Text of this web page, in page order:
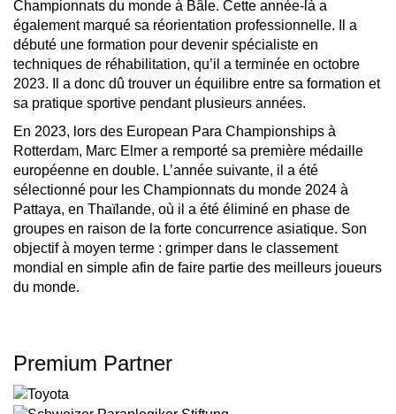
Championnats du monde à Bâle. Cette année-là a
également marqué sa réorientation professionnelle. Il a
débuté une formation pour devenir spécialiste en
techniques de réhabilitation, qu’il a terminée en octobre
2023. Il a donc dû trouver un équilibre entre sa formation et
sa pratique sportive pendant plusieurs années.
En 2023, lors des European Para Championships à
Rotterdam, Marc Elmer a remporté sa première médaille
européenne en double. L’année suivante, il a été
sélectionné pour les Championnats du monde 2024 à
Pattaya, en Thaïlande, où il a été éliminé en phase de
groupes en raison de la forte concurrence asiatique. Son
objectif à moyen terme : grimper dans le classement
mondial en simple afin de faire partie des meilleurs joueurs
du monde.
Premium Partner